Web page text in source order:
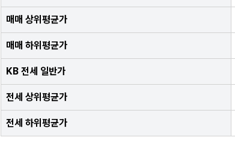
매매 상위평균가
매매 하위평균가
KB 전세 일반가
전세 상위평균가
전세 하위평균가